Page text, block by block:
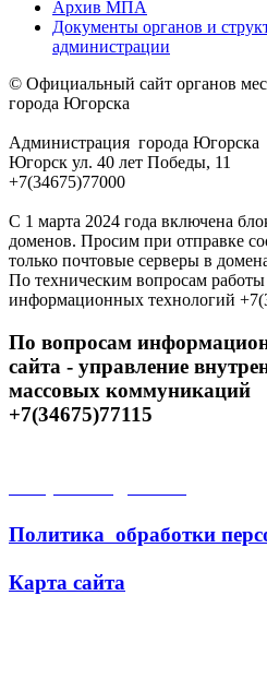
Архив МПА
Документы органов и
администрации
© Официальный сайт органов
города Югорска
Администрация города Югорска
Югорск ул. 40 лет Победы, 11
+7(34675)77000
С 1 марта 2024 года включена
доменов. Просим при отправке
только почтовые серверы в
По техническим вопросам работы
информационных технологий
По вопросам
сайта - управление
массовых коммуникаций
+7(34675)77115
Политика обработки
Карта сайта